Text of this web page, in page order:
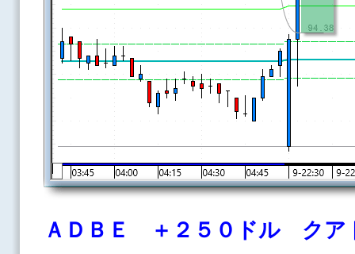
ＡＤＢＥ ＋２５０ドル クア